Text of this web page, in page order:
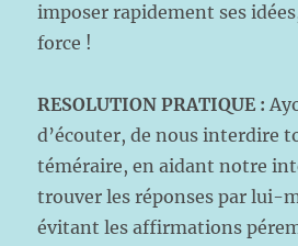
imposer rapidement ses
force !
RESOLUTION PRATIQUE :
d’écouter, de nous interdire
téméraire, en aidant notre
trouver les réponses par lui-
évitant les affirmations